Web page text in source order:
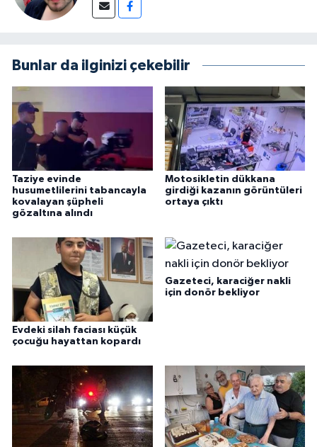
Bunlar da ilginizi çekebilir
Taziye evinde
husumetlilerini tabancayla
kovalayan şüpheli
gözaltına alındı
Motosikletin dükkana
girdiği kazanın görüntüleri
ortaya çıktı
Evdeki silah faciası küçük
çocuğu hayattan kopardı
Gazeteci, karaciğer nakli
için donör bekliyor